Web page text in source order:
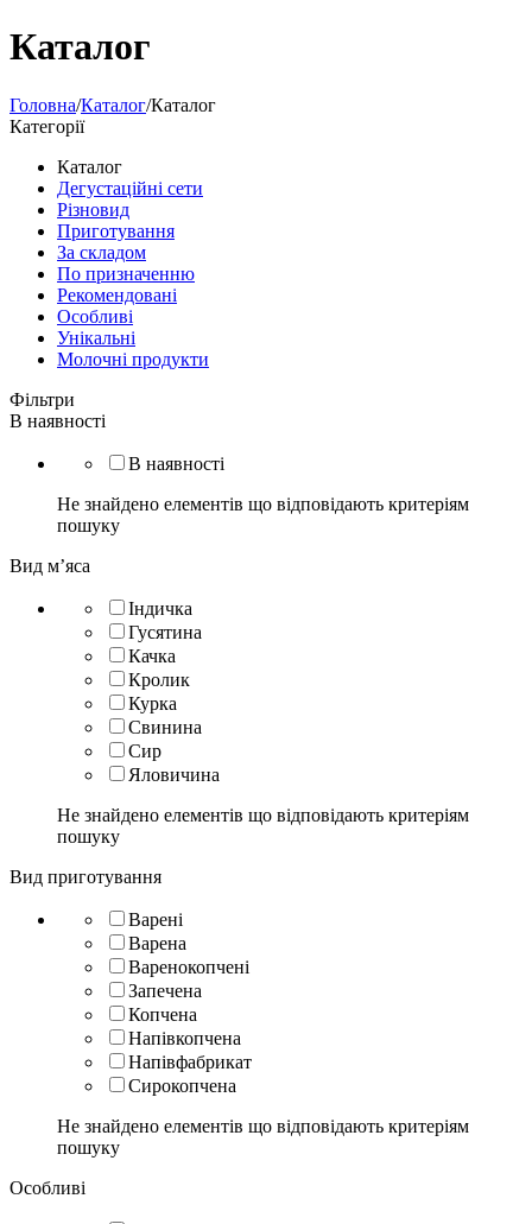
Каталог
Головна/Каталог/Каталог
Категорії
Каталог
Дегустаційні сети
Різновид
Приготування
За складом
По призначенню
Рекомендовані
Особливі
Унікальні
Молочні продукти
Фільтри
В наявності
В наявності
Не знайдено елементів що відповідають критеріям
пошуку
Вид м’яса
Індичка
Гусятина
Качка
Кролик
Курка
Свинина
Сир
Яловичина
Не знайдено елементів що відповідають критеріям
пошуку
Вид приготування
Варені
Варена
Варенокопчені
Запечена
Копчена
Напівкопчена
Напівфабрикат
Сирокопчена
Не знайдено елементів що відповідають критеріям
пошуку
Особливі